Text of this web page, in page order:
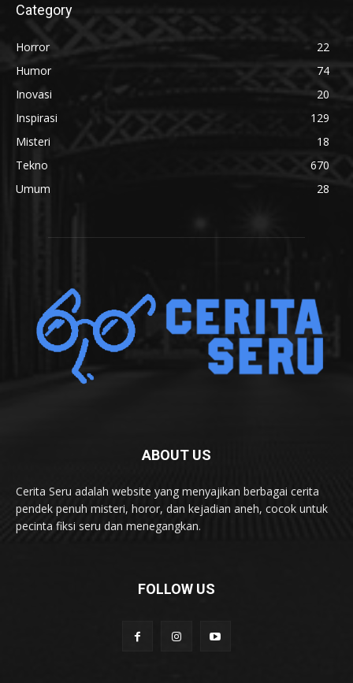
Category
Horror
22
Humor
74
Inovasi
20
Inspirasi
129
Misteri
18
Tekno
670
Umum
28
ABOUT US
Cerita Seru adalah website yang menyajikan berbagai cerita
pendek penuh misteri, horor, dan kejadian aneh, cocok untuk
pecinta fiksi seru dan menegangkan.
FOLLOW US